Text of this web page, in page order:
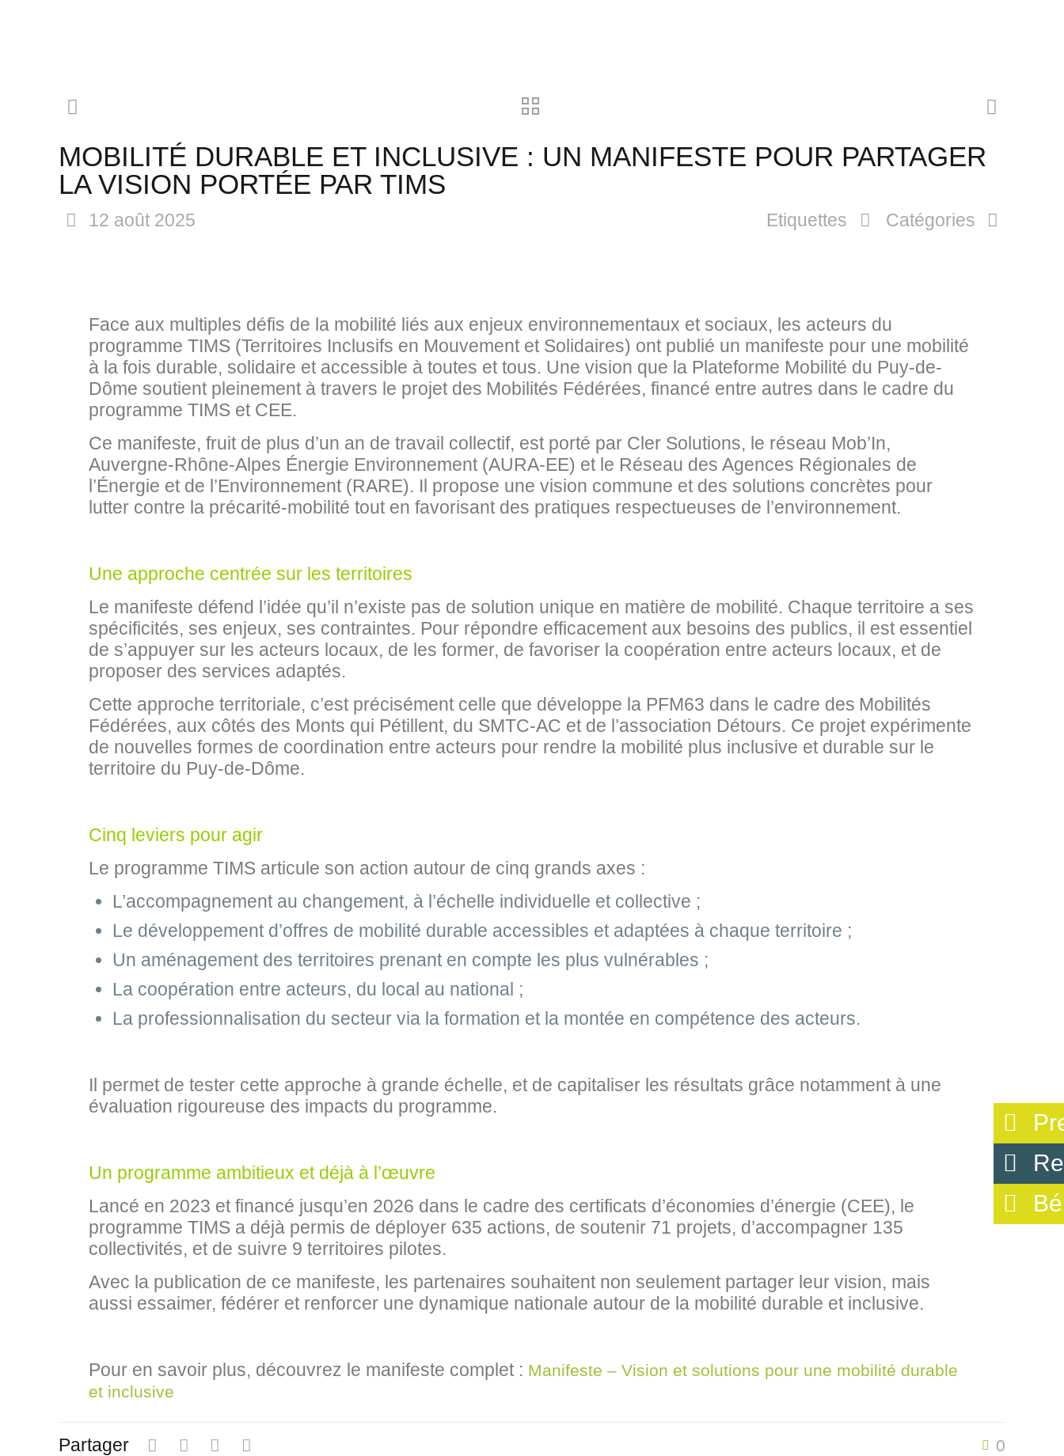
MOBILITÉ DURABLE ET INCLUSIVE : UN MANIFESTE POUR PARTAGER
LA VISION PORTÉE PAR TIMS
12 août 2025 Catégories
Etiquettes
Face aux multiples défis de la mobilité liés aux enjeux environnementaux et sociaux, les acteurs du
programme TIMS (Territoires Inclusifs en Mouvement et Solidaires) ont publié un manifeste pour une mobilité
à la fois durable, solidaire et accessible à toutes et tous. Une vision que la Plateforme Mobilité du Puy-de-
Dôme soutient pleinement à travers le projet des Mobilités Fédérées, financé entre autres dans le cadre du
programme TIMS et CEE.
Ce manifeste, fruit de plus d’un an de travail collectif, est porté par Cler Solutions, le réseau Mob’In,
Auvergne-Rhône-Alpes Énergie Environnement (AURA-EE) et le Réseau des Agences Régionales de
l’Énergie et de l’Environnement (RARE). Il propose une vision commune et des solutions concrètes pour
lutter contre la précarité-mobilité tout en favorisant des pratiques respectueuses de l’environnement.
Une approche centrée sur les territoires
Le manifeste défend l’idée qu’il n’existe pas de solution unique en matière de mobilité. Chaque territoire a ses
spécificités, ses enjeux, ses contraintes. Pour répondre efficacement aux besoins des publics, il est essentiel
de s’appuyer sur les acteurs locaux, de les former, de favoriser la coopération entre acteurs locaux, et de
proposer des services adaptés.
Cette approche territoriale, c’est précisément celle que développe la PFM63 dans le cadre des Mobilités
Fédérées, aux côtés des Monts qui Pétillent, du SMTC-AC et de l’association Détours. Ce projet expérimente
de nouvelles formes de coordination entre acteurs pour rendre la mobilité plus inclusive et durable sur le
territoire du Puy-de-Dôme.
Cinq leviers pour agir
Le programme TIMS articule son action autour de cinq grands axes :
L’accompagnement au changement, à l’échelle individuelle et collective ;
Le développement d’offres de mobilité durable accessibles et adaptées à chaque territoire ;
Un aménagement des territoires prenant en compte les plus vulnérables ;
La coopération entre acteurs, du local au national ;
La professionnalisation du secteur via la formation et la montée en compétence des acteurs.
Il permet de tester cette approche à grande échelle, et de capitaliser les résultats grâce notamment à une
évaluation rigoureuse des impacts du programme.
Un programme ambitieux et déjà à l’œuvre
Lancé en 2023 et financé jusqu’en 2026 dans le cadre des certificats d’économies d’énergie (CEE), le
programme TIMS a déjà permis de déployer 635 actions, de soutenir 71 projets, d’accompagner 135
collectivités, et de suivre 9 territoires pilotes.
Avec la publication de ce manifeste, les partenaires souhaitent non seulement partager leur vision, mais
aussi essaimer, fédérer et renforcer une dynamique nationale autour de la mobilité durable et inclusive.
Pour en savoir plus, découvrez le manifeste complet : Manifeste – Vision et solutions pour une mobilité durable
et inclusive
Partager 0